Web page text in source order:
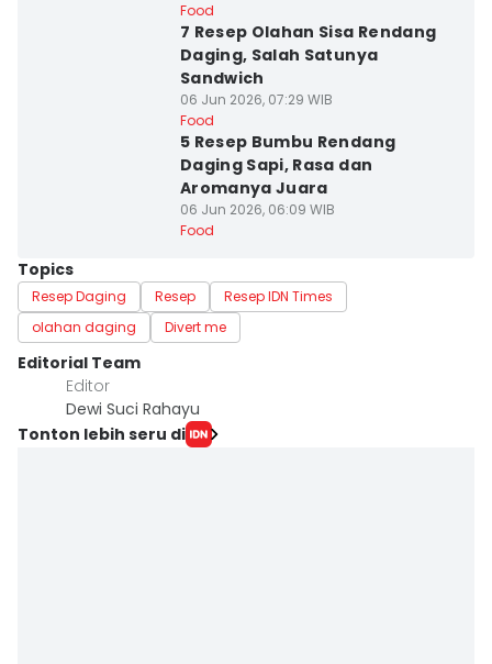
Food
7 Resep Olahan Sisa Rendang
Daging, Salah Satunya
Sandwich
06 Jun 2026, 07:29 WIB
Food
5 Resep Bumbu Rendang
Daging Sapi, Rasa dan
Aromanya Juara
06 Jun 2026, 06:09 WIB
Food
Topics
Resep Daging Resep
Resep IDN Times
olahan daging
Divert me
Editorial Team
Editor
Dewi Suci Rahayu
Tonton lebih seru di